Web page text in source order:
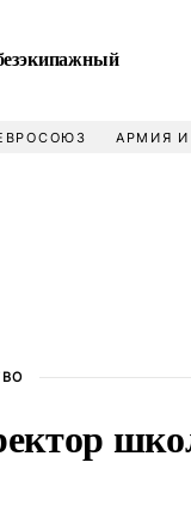
АРМИЯ